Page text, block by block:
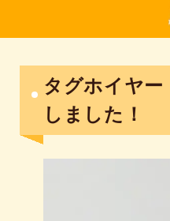
タグホイヤ
しました！